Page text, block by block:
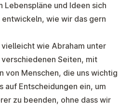
Lebenspläne und Ideen sich
entwickeln, wie wir das gern
vielleicht wie Abraham unter
Seiten, mit
von Menschen, die uns wichtig
auf Entscheidungen ein, um
zu beenden, ohne dass wir